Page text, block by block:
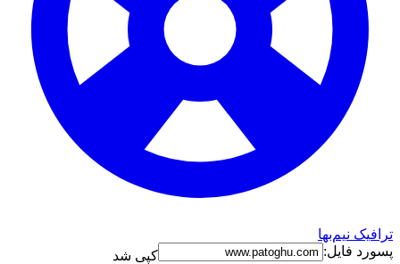
ترافیک نیم‌بها
پسورد فایل:
کپی شد